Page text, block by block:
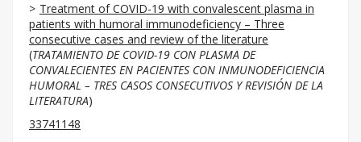
Treatment of COVID-19 with convalescent plasma in
patients with humoral immunodeficiency – Three
consecutive cases and review of the literature
(TRATAMIENTO DE COVID-19 CON PLASMA DE
CONVALECIENTES EN PACIENTES CON INMUNODEFICIENCIA
HUMORAL – TRES CASOS CONSECUTIVOS Y REVISIÓN DE LA
LITERATURA)
33741148